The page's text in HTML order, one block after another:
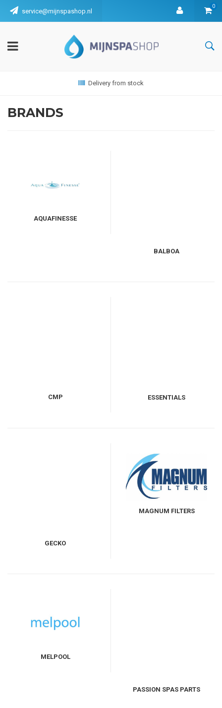
service@mijnspashop.nl
0
Delivery from stock
BRANDS
AQUAFINESSE
BALBOA
CMP ESSENTIALS
GECKO
MAGNUM FILTERS
MELPOOL
PASSION SPAS PARTS